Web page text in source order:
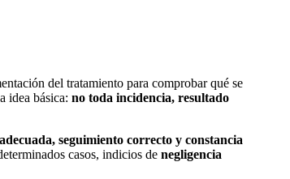
del tratamiento para comprobar qué se
idea básica: no toda incidencia, resultado
seguimiento correcto y constancia
casos, indicios de negligencia